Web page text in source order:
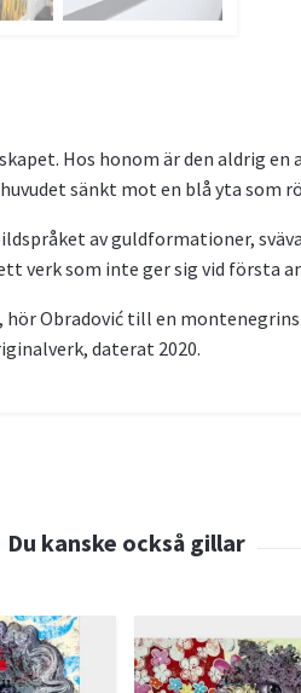
Hos honom är den aldrig
sänkt mot en blå yta som
av guldformationer,
verk som inte ger sig vid första
Obradović till en
daterat 2020.